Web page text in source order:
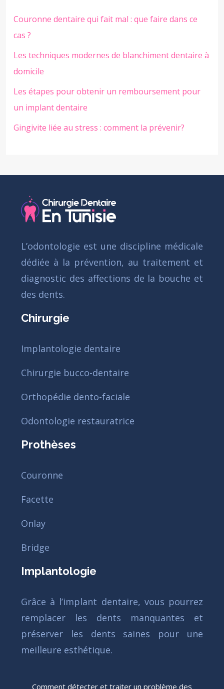
Couronne dentaire qui fait mal : que faire dans ce
cas ?
Les techniques modernes de blanchiment dentaire à
domicile
Les étapes pour obtenir un remboursement pour
un implant dentaire
Gingivite liée au stress : comment la prévenir?
L’odontologie est une discipline médicale
dédiée à la prévention, au traitement et
diagnostic des affections de la bouche et
des dents.
Chirurgie
Implantologie dentaire
Chirurgie bucco-dentaire
Orthopédie dento-faciale
Odontologie restauratrice
Prothèses
Couronne
Facette
Onlay
Bridge
Implantologie
Grâce à l’implant dentaire, vous pourrez
remplacer les dents manquantes et
préserver les dents saines pour une
meilleure esthétique.
Comment détecter et traiter un problème des